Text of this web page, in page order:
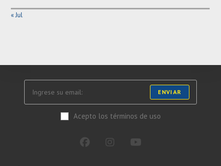
« Jul
ENVIAR
Acepto los términos de uso